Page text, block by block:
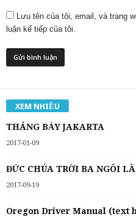
Lưu tên của tôi, email, và trang
luận kế tiếp của tôi.
XEM NHIỀU
THÁNG BẢY JAKARTA
2017-01-09
ĐỨC CHÚA TRỜI BA NGÔI
2017-09-19
Oregon Driver Manual (text